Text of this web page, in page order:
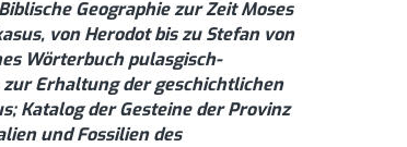
Biblische Geographie zur Zeit Moses
von Herodot bis zu Stefan von
Wörterbuch pulasgisch-
Erhaltung der geschichtlichen
Katalog der Gesteine der Provinz
und Fossilien des